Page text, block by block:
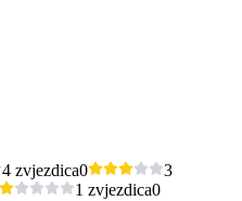
4 zvjezdica0
3
1 zvjezdica0